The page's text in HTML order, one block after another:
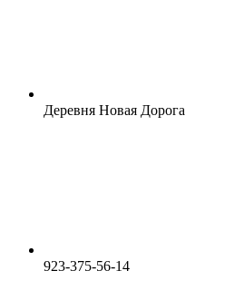
Деревня Новая Дорога
923-375-56-14